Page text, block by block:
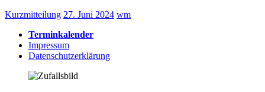
Kurzmitteilung 27. Juni 2024 wm
Terminkalender
Impressum
Datenschutzerklärung